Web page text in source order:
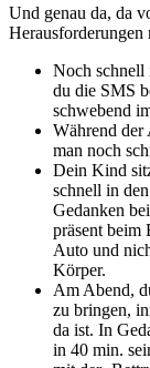
Und genau da, da
Herausforderungen
Noch schnell
du die SMS
schwebend
Während der
man noch
Dein Kind
schnell in
Gedanken
präsent beim
Auto und
Körper.
Am Abend,
zu bringen,
da ist. In
in 40 min.